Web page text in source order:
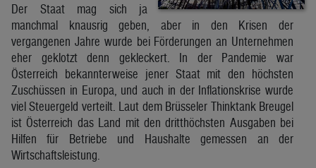
Der Staat mag sich ja
manchmal knausrig geben, aber in den Krisen der
vergangenen Jahre wurde bei Förderungen an Unternehmen
eher geklotzt denn gekleckert. In der Pandemie war
Österreich bekannterweise jener Staat mit den höchsten
Zuschüssen in Europa, und auch in der Inflationskrise wurde
viel Steuergeld verteilt. Laut dem Brüsseler Thinktank Breugel
ist Österreich das Land mit den dritthöchsten Ausgaben bei
Hilfen für Betriebe und Haushalte gemessen an der
Wirtschaftsleistung.